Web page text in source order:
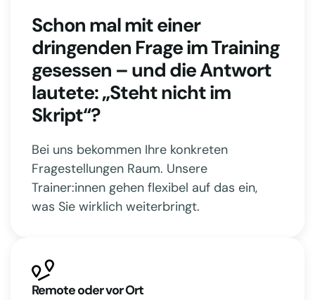
Schon mal mit einer
dringenden Frage im Training
gesessen – und die Antwort
lautete: „Steht nicht im
Skript“?
Bei uns bekommen Ihre konkreten
Fragestellungen Raum. Unsere
Trainer:innen gehen flexibel auf das ein,
was Sie wirklich weiterbringt.
Remote oder vor Ort